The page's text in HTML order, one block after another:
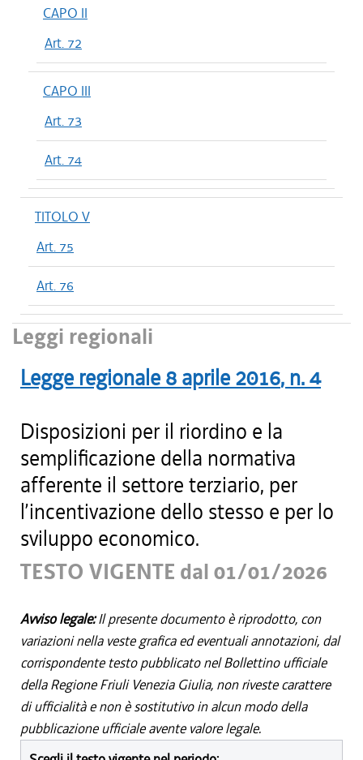
CAPO II
Art. 72
CAPO III
Art. 73
Art. 74
TITOLO V
Art. 75
Art. 76
Leggi regionali
Legge regionale 8 aprile 2016, n.4
Disposizioni per il riordino e la
semplificazione della normativa
afferente il settore terziario, per
l’incentivazione dello stesso e per lo
sviluppo economico.
TESTO VIGENTE dal 01/01/2026
Avviso legale:Il presente documento è riprodotto, con
variazioni nella veste grafica ed eventuali annotazioni, dal
corrispondente testo pubblicato nel Bollettino ufficiale
della Regione Friuli Venezia Giulia, non riveste carattere
di ufficialità e non è sostitutivo in alcun modo della
pubblicazione ufficiale avente valore legale.